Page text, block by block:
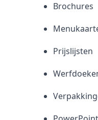
Brochures
Prijslijsten